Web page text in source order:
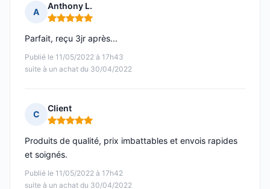
A
Anthony L.
Note : 5 sur 5
Publié le 11/05/2022 à 17h43
suite à un achat du 30/04/2022
Parfait, reçu 3jr après...
C
Client
Note : 5 sur 5
Publié le 11/05/2022 à 17h42
suite à un achat du 30/04/2022
Produits de qualité, prix imbattables et envois rapides
et soignés.